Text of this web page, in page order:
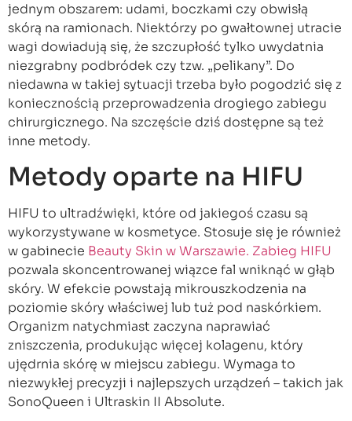
jednym obszarem: udami, boczkami czy obwisłą
skórą na ramionach. Niektórzy po gwałtownej utracie
wagi dowiadują się, że szczupłość tylko uwydatnia
niezgrabny podbródek czy tzw. „pelikany”. Do
niedawna w takiej sytuacji trzeba było pogodzić się z
koniecznością przeprowadzenia drogiego zabiegu
chirurgicznego. Na szczęście dziś dostępne są też
inne metody.
Metody oparte na HIFU
HIFU to ultradźwięki, które od jakiegoś czasu są
wykorzystywane w kosmetyce. Stosuje się je również
w gabinecie Beauty Skin w Warszawie. Zabieg HIFU
pozwala skoncentrowanej wiązce fal wniknąć w głąb
skóry. W efekcie powstają mikrouszkodzenia na
poziomie skóry właściwej lub tuż pod naskórkiem.
Organizm natychmiast zaczyna naprawiać
zniszczenia, produkując więcej kolagenu, który
ujędrnia skórę w miejscu zabiegu. Wymaga to
niezwykłej precyzji i najlepszych urządzeń – takich jak
SonoQueen i Ultraskin II Absolute.